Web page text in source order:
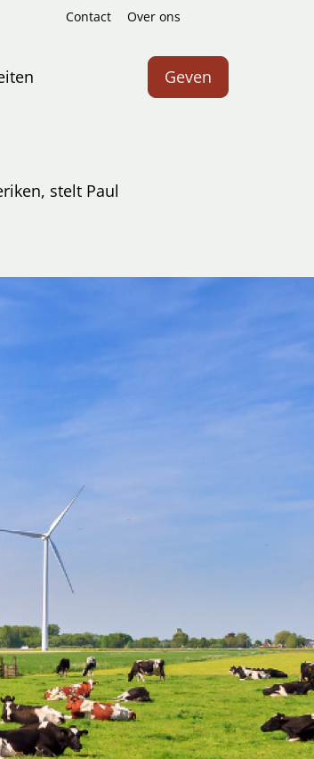
Geven
Contact Over ons
stelt Paul